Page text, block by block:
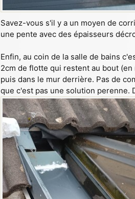
Savez-vous s'il y a un moyen de
une pente avec des épaisseurs
Enfin, au coin de la salle de bains
2cm de flotte qui restent au bout
puis dans le mur derrière. Pas de
que c'est pas une solution perenne.